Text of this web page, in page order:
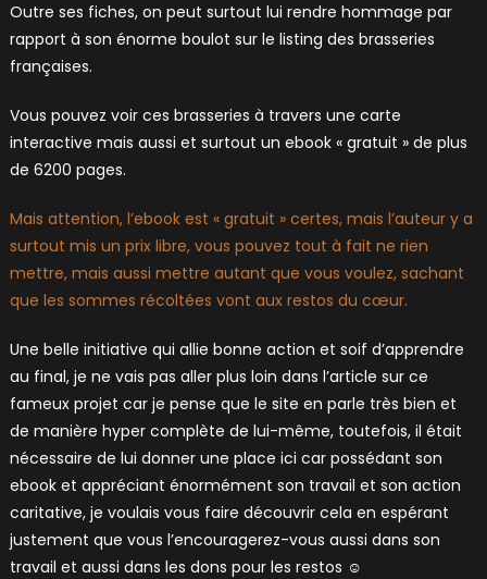
Outre ses fiches, on peut surtout lui rendre hommage par
rapport à son énorme boulot sur le listing des brasseries
françaises.
Vous pouvez voir ces brasseries à travers une carte
interactive mais aussi et surtout un ebook « gratuit » de plus
de 6200 pages.
Mais attention, l’ebook est « gratuit » certes, mais l’auteur y a
surtout mis un prix libre, vous pouvez tout à fait ne rien
mettre, mais aussi mettre autant que vous voulez, sachant
que les sommes récoltées vont aux restos du cœur.
Une belle initiative qui allie bonne action et soif d’apprendre
au final, je ne vais pas aller plus loin dans l’article sur ce
fameux projet car je pense que le site en parle très bien et
de manière hyper complète de lui-même, toutefois, il était
nécessaire de lui donner une place ici car possédant son
ebook et appréciant énormément son travail et son action
caritative, je voulais vous faire découvrir cela en espérant
justement que vous l’encouragerez-vous aussi dans son
travail et aussi dans les dons pour les restos ☺